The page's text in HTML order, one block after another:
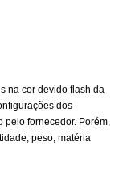
na cor devido flash da
dos
pelo fornecedor. Porém,
peso, matéria